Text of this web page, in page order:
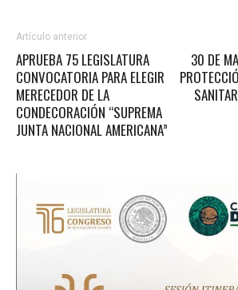
Artículo anterior
APRUEBA 75 LEGISLATURA
CONVOCATORIA PARA ELEGIR
MERECEDOR DE LA
CONDECORACIÓN “SUPREMA
JUNTA NACIONAL AMERICANA”
30 DE